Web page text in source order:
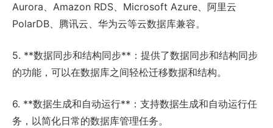
Aurora、Amazon RDS、Microsoft Azure、阿里云
PolarDB、腾讯云、华为云等云数据库兼容。
5. **数据同步和结构同步**：提供了数据同步和结构同步
的功能，可以在数据库之间轻松迁移数据和结构。
6. **数据生成和自动运行**：支持数据生成和自动运行任
务，以简化日常的数据库管理任务。